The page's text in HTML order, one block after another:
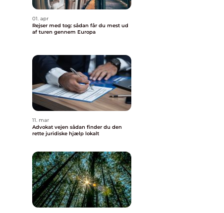
01. apr
Rejser med tog: sådan får du mest ud
af turen gennem Europa
11. mar
Advokat vejen sådan finder du den
rette juridiske hjælp lokalt